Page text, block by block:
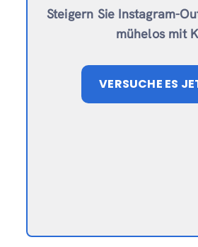
Steigern Sie Instagram-
mühelos mit
VERSUCHE ES